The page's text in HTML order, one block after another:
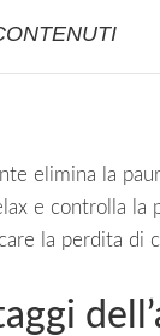
elimina la
e controlla la
la perdita di